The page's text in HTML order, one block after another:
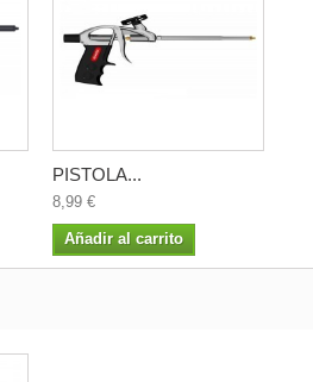
PISTOLA...
8,99 €
Añadir al carrito